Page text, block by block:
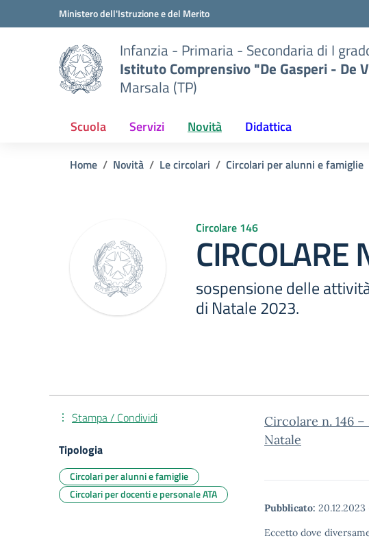
Vai ai contenuti
Vai al menu di navigazioneMinistero dell'Istruzione e del Merito
Infanzia - Primaria - Secondaria di I
Istituto Comprensivo "De Gasperi - De
Marsala (TP)
Scuola Servizi Novità Didattica
Home Novità Le circolari Circolari per alunni e famiglie
Circolare 146
CIRCOLARE
sospensione delle
di Natale 2023.
Circolare n. 146
Natale
Pubblicato: 20.12.2023
Eccetto dove
Stampa / Condividi
Tipologia
Circolari per alunni e famiglie
Circolari per docenti e personale ATA